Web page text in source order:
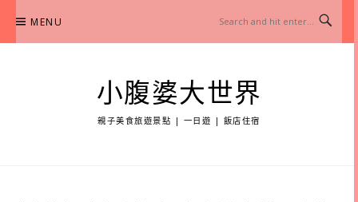
content
MENU
小腹婆大世界
親子美食旅遊景點 | 一日遊 | 飯店住宿